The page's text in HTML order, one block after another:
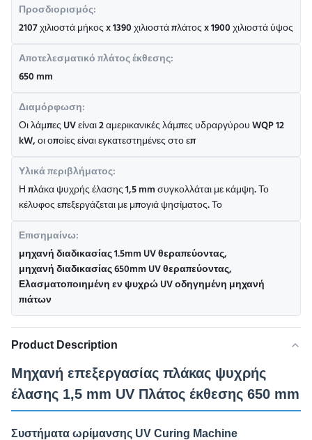
Προσδιορισμός:
2107 χιλιοστά μήκος x 1390 χιλιοστά πλάτος x 1900 χιλιοστά ύψος
Αποτελεσματικό πλάτος έκθεσης:
650 mm
Διαμόρφωση:
Οι λάμπες UV είναι 2 αμερικανικές λάμπες υδραργύρου WQP 12
kW, οι οποίες είναι εγκατεστημένες στο επ
Υλικά περιβλήματος:
Η πλάκα ψυχρής έλασης 1,5 mm συγκολλάται με κάμψη. Το
κέλυφος επεξεργάζεται με μπογιά ψησίματος. Το
Επισημαίνω:
μηχανή διαδικασίας 1.5mm UV θεραπεύοντας,
μηχανή διαδικασίας 650mm UV θεραπεύοντας,
Ελασματοποιημένη εν ψυχρώ UV οδηγημένη μηχανή
πιάτων
Product Description
Μηχανή επεξεργασίας πλάκας ψυχρής
έλασης 1,5 mm UV Πλάτος έκθεσης 650 mm
Συστήματα ωρίμανσης UV Curing Machine